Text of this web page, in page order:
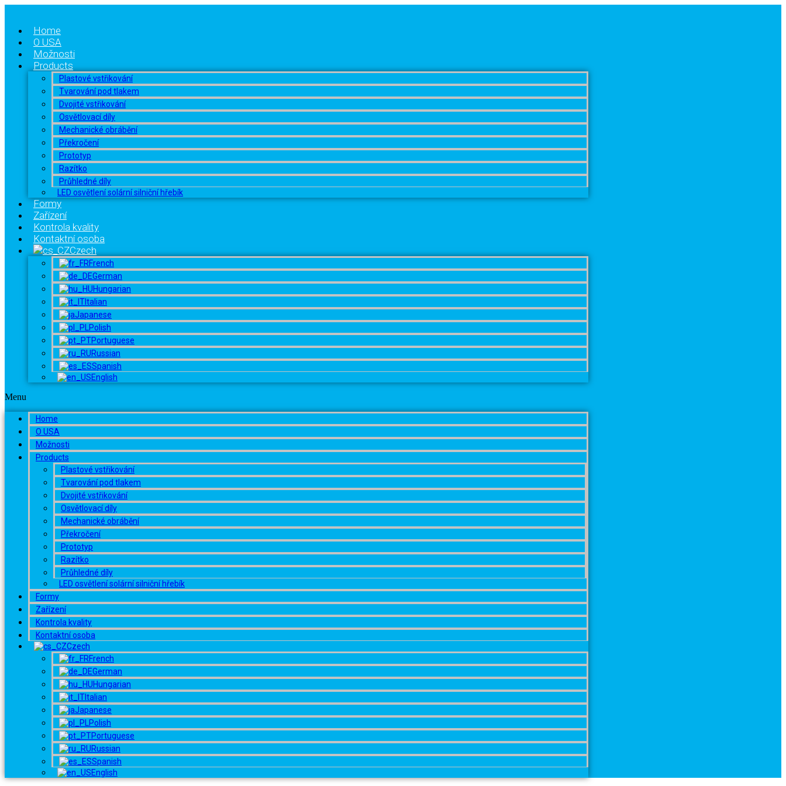
Home
O USA
Možnosti
Products
Plastové vstřikování
Tvarování pod tlakem
Dvojité vstřikování
Osvětlovací díly
Mechanické obrábění
Překročení
Prototyp
Razítko
Průhledné díly
LED osvětlení solární silniční hřebík
Formy
Zařízení
Kontrola kvality
Kontaktní osoba
Czech
French
German
Hungarian
Italian
Japanese
Polish
Portuguese
Russian
Spanish
English
Menu
Home
O USA
Možnosti
Products
Plastové vstřikování
Tvarování pod tlakem
Dvojité vstřikování
Osvětlovací díly
Mechanické obrábění
Překročení
Prototyp
Razítko
Průhledné díly
LED osvětlení solární silniční hřebík
Formy
Zařízení
Kontrola kvality
Kontaktní osoba
Czech
French
German
Hungarian
Italian
Japanese
Polish
Portuguese
Russian
Spanish
English